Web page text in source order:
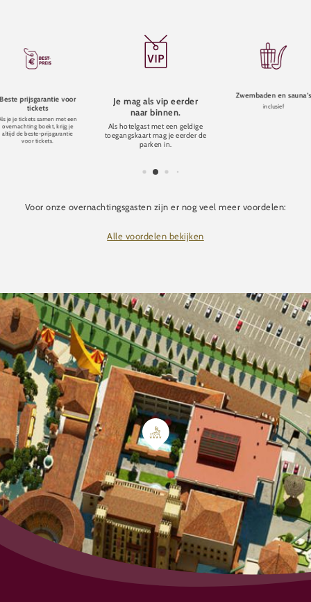
prijsgarantie voor
tickets
je je tickets samen met een
overnachting boekt, krijg je
altijd de beste-prijsgarantie
voor tickets.
Je mag als vip eerder
naar binnen.
Als hotelgast met een geldige
toegangskaart mag je eerder de
parken in.
Zwembaden en sauna’s
inclusief
Voor onze overnachtingsgasten zijn er nog veel meer voordelen:
Alle voordelen bekijken